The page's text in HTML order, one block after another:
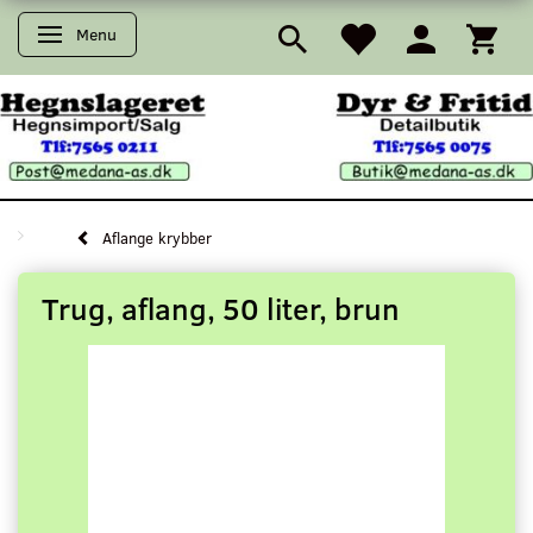
Skifte navigation
Menu
Aflange krybber
Trug, aflang, 50 liter, brun